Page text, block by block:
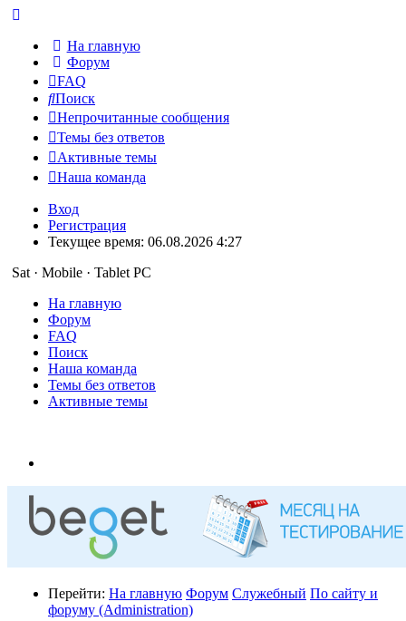
На главную
Форум
FAQ
Поиск
Непрочитанные сообщения
Темы без ответов
Активные темы
Наша команда
Вход
Регистрация
Текущее время: 06.08.2026 4:27
Sat · Mobile · Tablet PC
На главную
Форум
FAQ
Поиск
Наша команда
Темы без ответов
Активные темы
Перейти: На главную Форум Служебный По сайту и
форуму (Administration)